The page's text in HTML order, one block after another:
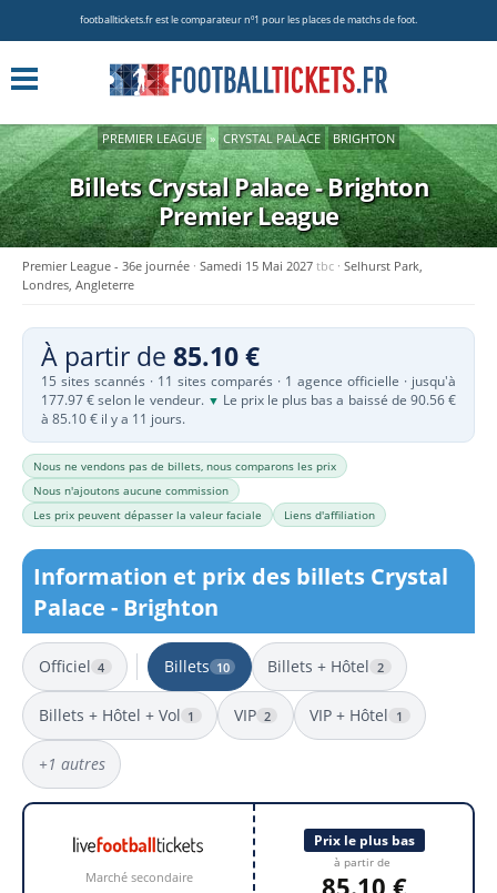
footballtickets.fr est le comparateur nº1 pour les places de matchs de foot.
PREMIER LEAGUE » CRYSTAL PALACE BRIGHTON
Billets Crystal Palace - Brighton
Premier League
Premier League - 36e journée Samedi 15 Mai 2027 tbc
Selhurst Park,
Londres, Angleterre
À partir de 85.10 €
15 sites scannés · 11 sites comparés · 1 agence officielle · jusqu'à
177.97 € selon le vendeur. ▼ Le prix le plus bas a baissé de 90.56 €
à 85.10 € il y a 11 jours.
Nous ne vendons pas de billets, nous comparons les prix
Nous n'ajoutons aucune commission
Les prix peuvent dépasser la valeur faciale
Liens d'affiliation
Information et prix des billets Crystal
Palace - Brighton
Officiel 4 Billets 10 Billets + Hôtel 2
Billets + Hôtel + Vol 1 VIP 2 VIP + Hôtel 1
+1 autres
10 résultats
Marché secondaire
Prix le plus bas
à partir de
85.10 €